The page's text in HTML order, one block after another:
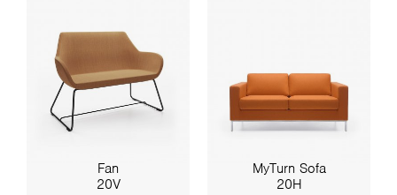
Fan
20V
MyTurn Sofa
20H